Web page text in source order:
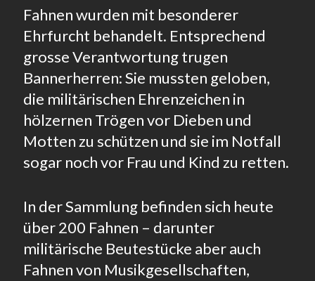
Fahnen wurden mit besonderer
Ehrfurcht behandelt. Entsprechend
grosse Verantwortung trugen
Bannerherren: Sie mussten geloben,
die militärischen Ehrenzeichen in
hölzernen Trögen vor Dieben und
Motten zu schützen und sie im Notfall
sogar noch vor Frau und Kind zu retten.
In der Sammlung befinden sich heute
über 200 Fahnen – darunter
militärische Beutestücke aber auch
Fahnen von Musikgesellschaften,